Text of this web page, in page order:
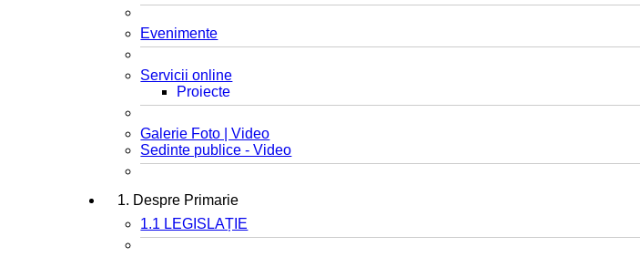
Evenimente
Servicii online
Proiecte
Galerie Foto | Video
Sedinte publice - Video
1. Despre Primarie
1.1 LEGISLAȚIE